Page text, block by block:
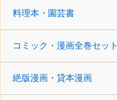
料理本・園芸書
コミック・漫画全巻セット
絶版漫画・貸本漫画